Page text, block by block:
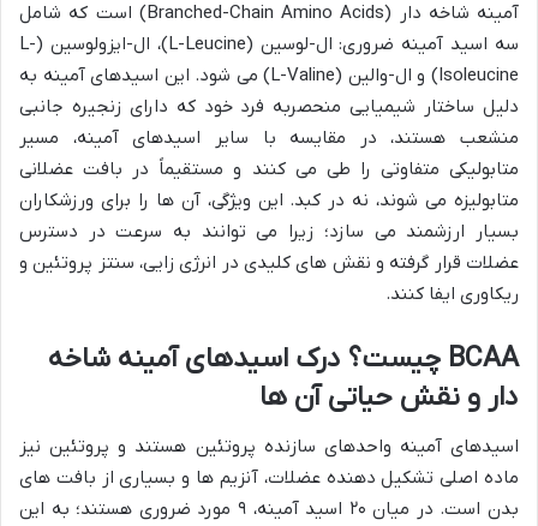
آمینه شاخه دار (Branched-Chain Amino Acids) است که شامل
سه اسید آمینه ضروری: ال-لوسین (L-Leucine)، ال-ایزولوسین (L-
Isoleucine) و ال-والین (L-Valine) می شود. این اسیدهای آمینه به
دلیل ساختار شیمیایی منحصربه فرد خود که دارای زنجیره جانبی
منشعب هستند، در مقایسه با سایر اسیدهای آمینه، مسیر
متابولیکی متفاوتی را طی می کنند و مستقیماً در بافت عضلانی
متابولیزه می شوند، نه در کبد. این ویژگی، آن ها را برای ورزشکاران
بسیار ارزشمند می سازد؛ زیرا می توانند به سرعت در دسترس
عضلات قرار گرفته و نقش های کلیدی در انرژی زایی، سنتز پروتئین و
ریکاوری ایفا کنند.
BCAA چیست؟ درک اسیدهای آمینه شاخه
دار و نقش حیاتی آن ها
اسیدهای آمینه واحدهای سازنده پروتئین هستند و پروتئین نیز
ماده اصلی تشکیل دهنده عضلات، آنزیم ها و بسیاری از بافت های
بدن است. در میان ۲۰ اسید آمینه، ۹ مورد ضروری هستند؛ به این